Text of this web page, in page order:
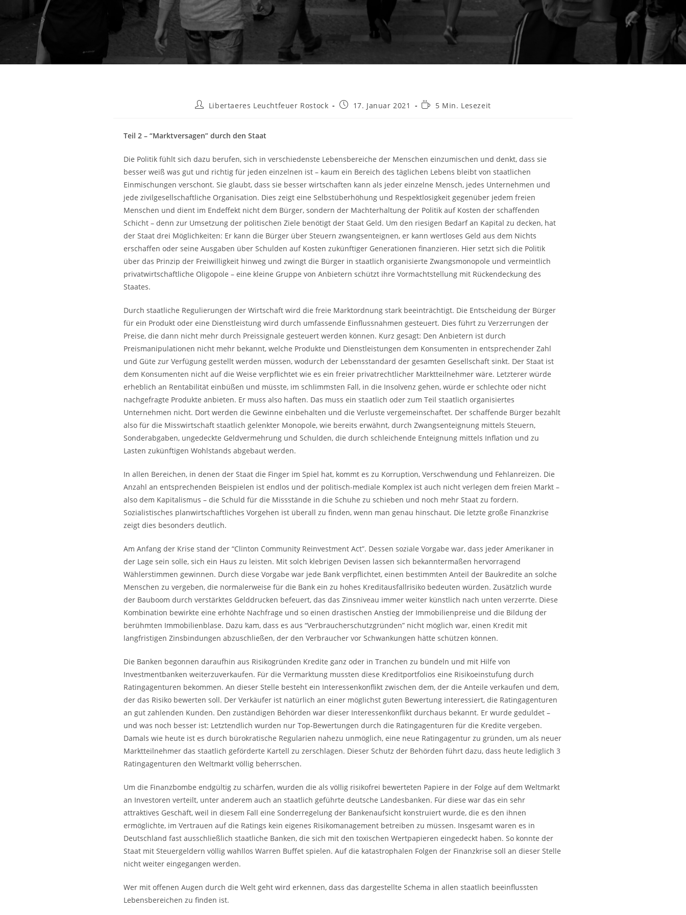
Beitrags-
Libertaeres Leuchtfeuer Rostock
Beitrag17. Januar 2021 Lesedauer:
5 Min. Lesezeit
Teil 2 – “Marktversagen” durch den Staat
Die Politik fühlt sich dazu berufen, sich in verschiedenste Lebensbereiche der Menschen einzumischen und denkt, dass sie
besser weiß was gut und richtig für jeden einzelnen ist – kaum ein Bereich des täglichen Lebens bleibt von staatlichen
Einmischungen verschont. Sie glaubt, dass sie besser wirtschaften kann als jeder einzelne Mensch, jedes Unternehmen und
jede zivilgesellschaftliche Organisation. Dies zeigt eine Selbstüberhöhung und Respektlosigkeit gegenüber jedem freien
Menschen und dient im Endeffekt nicht dem Bürger, sondern der Machterhaltung der Politik auf Kosten der schaffenden
Schicht – denn zur Umsetzung der politischen Ziele benötigt der Staat Geld. Um den riesigen Bedarf an Kapital zu decken, hat
der Staat drei Möglichkeiten: Er kann die Bürger über Steuern zwangsenteignen, er kann wertloses Geld aus dem Nichts
erschaffen oder seine Ausgaben über Schulden auf Kosten zukünftiger Generationen finanzieren. Hier setzt sich die Politik
über das Prinzip der Freiwilligkeit hinweg und zwingt die Bürger in staatlich organisierte Zwangsmonopole und vermeintlich
privatwirtschaftliche Oligopole – eine kleine Gruppe von Anbietern schützt ihre Vormachtstellung mit Rückendeckung des
Staates.
Durch staatliche Regulierungen der Wirtschaft wird die freie Marktordnung stark beeinträchtigt. Die Entscheidung der Bürger
für ein Produkt oder eine Dienstleistung wird durch umfassende Einflussnahmen gesteuert. Dies führt zu Verzerrungen der
Preise, die dann nicht mehr durch Preissignale gesteuert werden können. Kurz gesagt: Den Anbietern ist durch
Preismanipulationen nicht mehr bekannt, welche Produkte und Dienstleistungen dem Konsumenten in entsprechender Zahl
und Güte zur Verfügung gestellt werden müssen, wodurch der Lebensstandard der gesamten Gesellschaft sinkt. Der Staat ist
dem Konsumenten nicht auf die Weise verpflichtet wie es ein freier privatrechtlicher Marktteilnehmer wäre. Letzterer würde
erheblich an Rentabilität einbüßen und müsste, im schlimmsten Fall, in die Insolvenz gehen, würde er schlechte oder nicht
nachgefragte Produkte anbieten. Er muss also haften. Das muss ein staatlich oder zum Teil staatlich organisiertes
Unternehmen nicht. Dort werden die Gewinne einbehalten und die Verluste vergemeinschaftet. Der schaffende Bürger bezahlt
also für die Misswirtschaft staatlich gelenkter Monopole, wie bereits erwähnt, durch Zwangsenteignung mittels Steuern,
Sonderabgaben, ungedeckte Geldvermehrung und Schulden, die durch schleichende Enteignung mittels Inflation und zu
Lasten zukünftigen Wohlstands abgebaut werden.
In allen Bereichen, in denen der Staat die Finger im Spiel hat, kommt es zu Korruption, Verschwendung und Fehlanreizen. Die
Anzahl an entsprechenden Beispielen ist endlos und der politisch-mediale Komplex ist auch nicht verlegen dem freien Markt –
also dem Kapitalismus – die Schuld für die Missstände in die Schuhe zu schieben und noch mehr Staat zu fordern.
Sozialistisches planwirtschaftliches Vorgehen ist überall zu finden, wenn man genau hinschaut. Die letzte große Finanzkrise
zeigt dies besonders deutlich.
Am Anfang der Krise stand der “Clinton Community Reinvestment Act”. Dessen soziale Vorgabe war, dass jeder Amerikaner in
der Lage sein solle, sich ein Haus zu leisten. Mit solch klebrigen Devisen lassen sich bekanntermaßen hervorragend
Wählerstimmen gewinnen. Durch diese Vorgabe war jede Bank verpflichtet, einen bestimmten Anteil der Baukredite an solche
Menschen zu vergeben, die normalerweise für die Bank ein zu hohes Kreditausfallrisiko bedeuten würden. Zusätzlich wurde
der Bauboom durch verstärktes Gelddrucken befeuert, das das Zinsniveau immer weiter künstlich nach unten verzerrte. Diese
Kombination bewirkte eine erhöhte Nachfrage und so einen drastischen Anstieg der Immobilienpreise und die Bildung der
berühmten Immobilienblase. Dazu kam, dass es aus “Verbraucherschutzgründen” nicht möglich war, einen Kredit mit
langfristigen Zinsbindungen abzuschließen, der den Verbraucher vor Schwankungen hätte schützen können.
Die Banken begonnen daraufhin aus Risikogründen Kredite ganz oder in Tranchen zu bündeln und mit Hilfe von
Investmentbanken weiterzuverkaufen. Für die Vermarktung mussten diese Kreditportfolios eine Risikoeinstufung durch
Ratingagenturen bekommen. An dieser Stelle besteht ein Interessenkonflikt zwischen dem, der die Anteile verkaufen und dem,
der das Risiko bewerten soll. Der Verkäufer ist natürlich an einer möglichst guten Bewertung interessiert, die Ratingagenturen
an gut zahlenden Kunden. Den zuständigen Behörden war dieser Interessenkonflikt durchaus bekannt. Er wurde geduldet –
und was noch besser ist: Letztendlich wurden nur Top-Bewertungen durch die Ratingagenturen für die Kredite vergeben.
Damals wie heute ist es durch bürokratische Regularien nahezu unmöglich, eine neue Ratingagentur zu gründen, um als neuer
Marktteilnehmer das staatlich geförderte Kartell zu zerschlagen. Dieser Schutz der Behörden führt dazu, dass heute lediglich 3
Ratingagenturen den Weltmarkt völlig beherrschen.
Um die Finanzbombe endgültig zu schärfen, wurden die als völlig risikofrei bewerteten Papiere in der Folge auf dem Weltmarkt
an Investoren verteilt, unter anderem auch an staatlich geführte deutsche Landesbanken. Für diese war das ein sehr
attraktives Geschäft, weil in diesem Fall eine Sonderregelung der Bankenaufsicht konstruiert wurde, die es den ihnen
ermöglichte, im Vertrauen auf die Ratings kein eigenes Risikomanagement betreiben zu müssen. Insgesamt waren es in
Deutschland fast ausschließlich staatliche Banken, die sich mit den toxischen Wertpapieren eingedeckt haben. So konnte der
Staat mit Steuergeldern völlig wahllos Warren Buffet spielen. Auf die katastrophalen Folgen der Finanzkrise soll an dieser Stelle
nicht weiter eingegangen werden.
Wer mit offenen Augen durch die Welt geht wird erkennen, dass das dargestellte Schema in allen staatlich beeinflussten
Lebensbereichen zu finden ist.